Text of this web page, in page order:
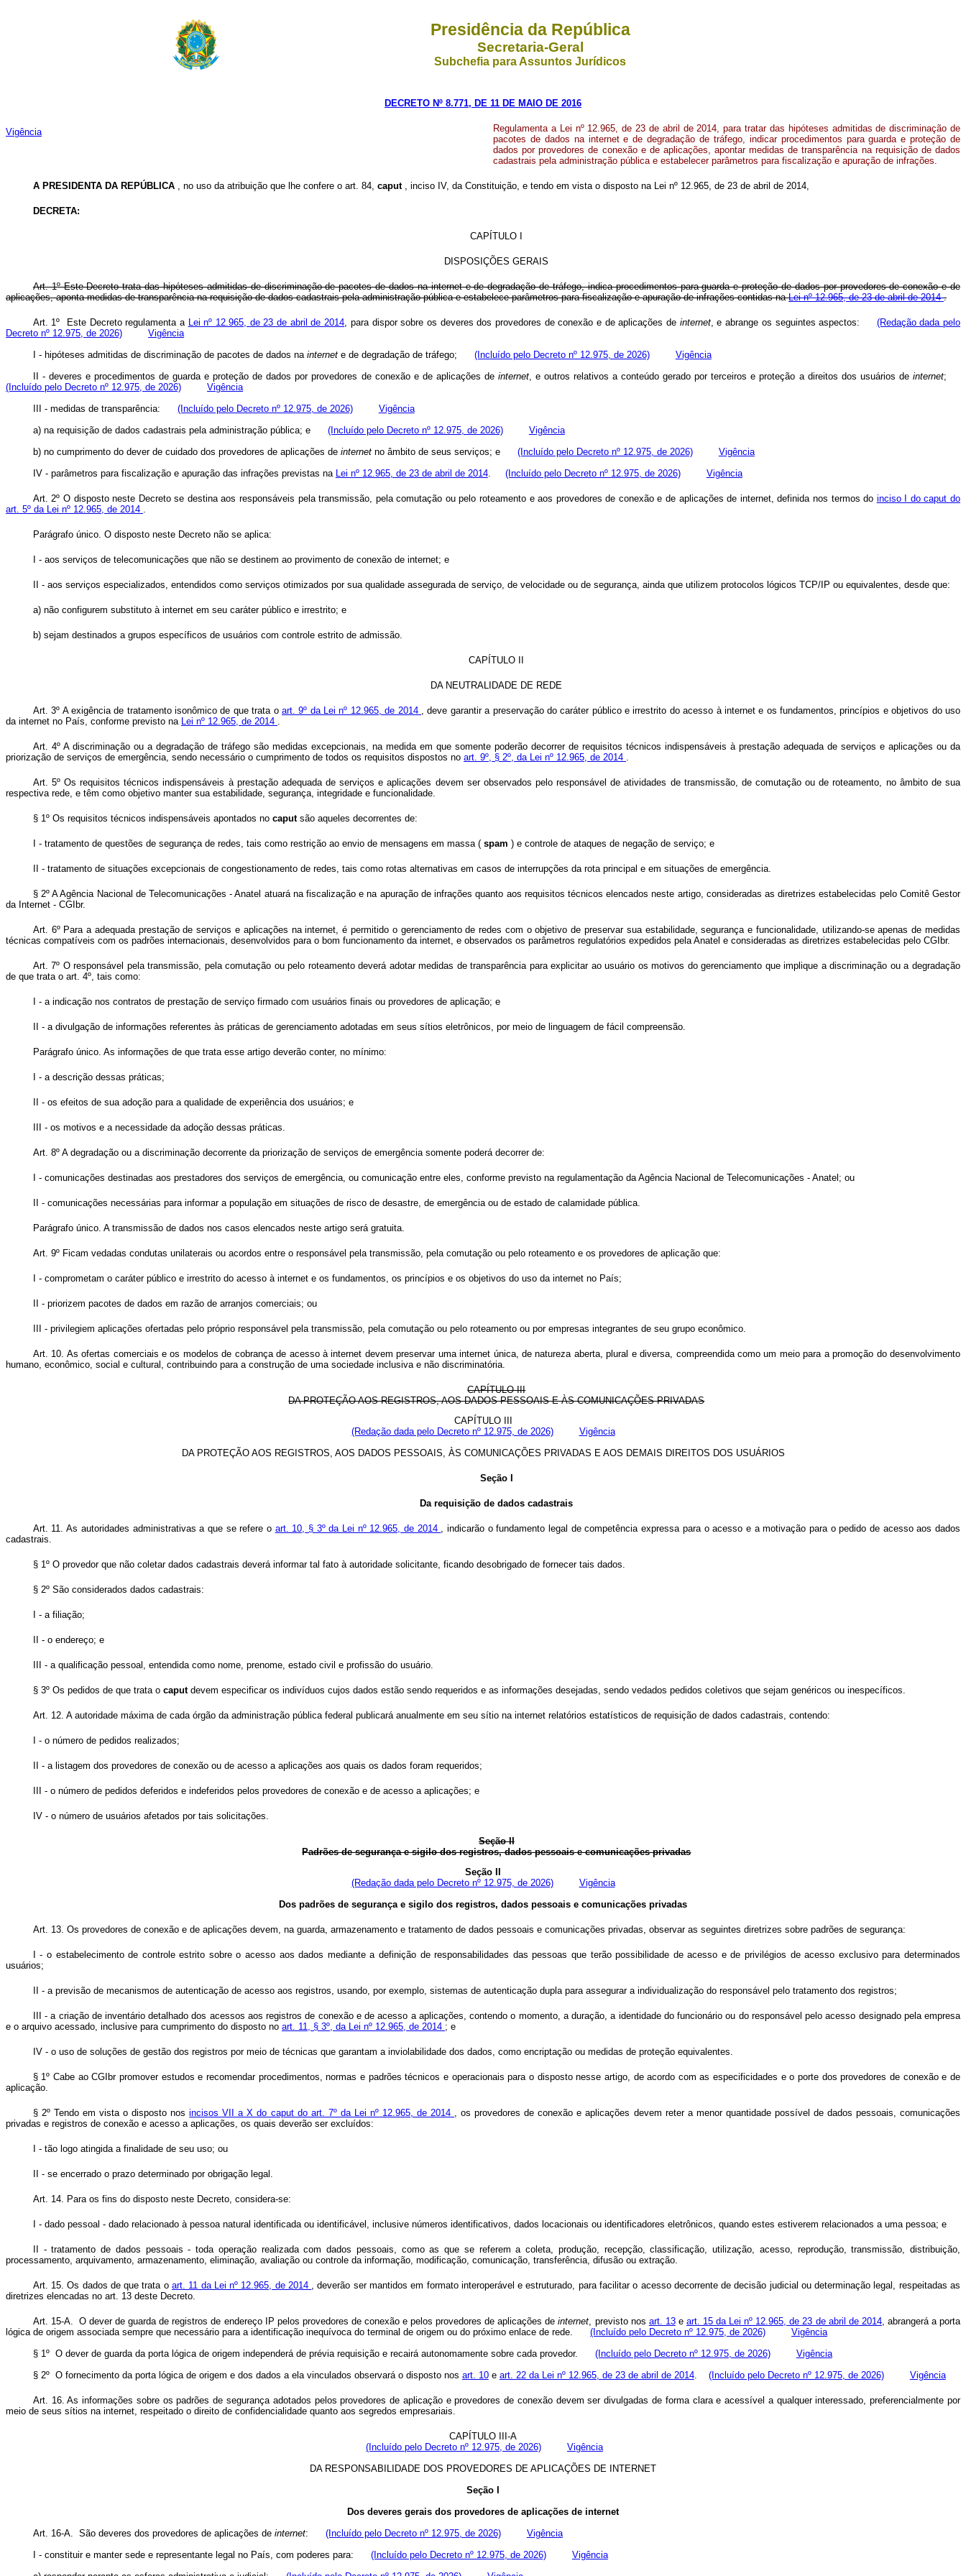
Presidência da República
Secretaria-Geral
Subchefia para Assuntos Jurídicos
DECRETO Nº 8.771, DE 11 DE MAIO DE 2016
Vigência
Regulamenta a Lei nº 12.965, de 23 de abril de 2014, para tratar das hipóteses admitidas de discriminação de
pacotes de dados na internet e de degradação de tráfego, indicar procedimentos para guarda e proteção de
dados por provedores de conexão e de aplicações, apontar medidas de transparência na requisição de dados
cadastrais pela administração pública e estabelecer parâmetros para fiscalização e apuração de infrações.
A PRESIDENTA DA REPÚBLICA , no uso da atribuição que lhe confere o art. 84, caput , inciso IV, da Constituição, e tendo em vista o disposto na Lei nº 12.965, de 23 de abril de 2014,
DECRETA:
CAPÍTULO I
DISPOSIÇÕES GERAIS
Art. 1º Este Decreto trata das hipóteses admitidas de discriminação de pacotes de dados na internet e de degradação de tráfego, indica procedimentos para guarda e proteção de dados por provedores de conexão e de
aplicações, aponta medidas de transparência na requisição de dados cadastrais pela administração pública e estabelece parâmetros para fiscalização e apuração de infrações contidas naLei nº 12.965, de 23 de abril de 2014.
Art. 1º Este Decreto regulamenta a Lei nº 12.965, de 23 de abril de 2014, para dispor sobre os deveres dos provedores de conexão e de aplicações de internet, e abrange os seguintes aspectos: (Redação dada pelo
Decreto nº 12.975, de 2026)
Vigência
I - hipóteses admitidas de discriminação de pacotes de dados na internete de degradação de tráfego; (Incluído pelo Decreto nº 12.975, de 2026)
Vigência
II - deveres e procedimentos de guarda e proteção de dados por provedores de conexão e de aplicações de internet, e outros relativos a conteúdo gerado por terceiros e proteção a direitos dos usuários de internet;
(Incluído pelo Decreto nº 12.975, de 2026)
Vigência
III - medidas de transparência: (Incluído pelo Decreto nº 12.975, de 2026)
Vigência
a) na requisição de dados cadastrais pela administração pública; e (Incluído pelo Decreto nº 12.975, de 2026)
Vigência
b) no cumprimento do dever de cuidado dos provedores de aplicações de internetno âmbito de seus serviços; e (Incluído pelo Decreto nº 12.975, de 2026)
Vigência
IV - parâmetros para fiscalização e apuração das infrações previstas na Lei nº 12.965, de 23 de abril de 2014. (Incluído pelo Decreto nº 12.975, de 2026) Vigência
Art. 2º O disposto neste Decreto se destina aos responsáveis pela transmissão, pela comutação ou pelo roteamento e aos provedores de conexão e de aplicações de internet, definida nos termos do inciso I do caput do
art. 5º da Lei nº 12.965, de 2014 .
Parágrafo único. O disposto neste Decreto não se aplica:
I - aos serviços de telecomunicações que não se destinem ao provimento de conexão de internet; e
II - aos serviços especializados, entendidos como serviços otimizados por sua qualidade assegurada de serviço, de velocidade ou de segurança, ainda que utilizem protocolos lógicos TCP/IP ou equivalentes, desde que:
a) não configurem substituto à internet em seu caráter público e irrestrito; e
b) sejam destinados a grupos específicos de usuários com controle estrito de admissão.
CAPÍTULO II
DA NEUTRALIDADE DE REDE
Art. 3º A exigência de tratamento isonômico de que trata o art. 9º da Lei nº 12.965, de 2014 , deve garantir a preservação do caráter público e irrestrito do acesso à internet e os fundamentos, princípios e objetivos do uso
da internet no País, conforme previsto na Lei nº 12.965, de 2014 .
Art. 4º A discriminação ou a degradação de tráfego são medidas excepcionais, na medida em que somente poderão decorrer de requisitos técnicos indispensáveis à prestação adequada de serviços e aplicações ou da
priorização de serviços de emergência, sendo necessário o cumprimento de todos os requisitos dispostos no art. 9º, § 2º, da Lei nº 12.965, de 2014 .
Art. 5º Os requisitos técnicos indispensáveis à prestação adequada de serviços e aplicações devem ser observados pelo responsável de atividades de transmissão, de comutação ou de roteamento, no âmbito de sua
respectiva rede, e têm como objetivo manter sua estabilidade, segurança, integridade e funcionalidade.
§ 1º Os requisitos técnicos indispensáveis apontados no caput são aqueles decorrentes de:
I - tratamento de questões de segurança de redes, tais como restrição ao envio de mensagens em massa ( spam ) e controle de ataques de negação de serviço; e
II - tratamento de situações excepcionais de congestionamento de redes, tais como rotas alternativas em casos de interrupções da rota principal e em situações de emergência.
§ 2º A Agência Nacional de Telecomunicações - Anatel atuará na fiscalização e na apuração de infrações quanto aos requisitos técnicos elencados neste artigo, consideradas as diretrizes estabelecidas pelo Comitê Gestor
da Internet - CGIbr.
Art. 6º Para a adequada prestação de serviços e aplicações na internet, é permitido o gerenciamento de redes com o objetivo de preservar sua estabilidade, segurança e funcionalidade, utilizando-se apenas de medidas
técnicas compatíveis com os padrões internacionais, desenvolvidos para o bom funcionamento da internet, e observados os parâmetros regulatórios expedidos pela Anatel e consideradas as diretrizes estabelecidas pelo CGIbr.
Art. 7º O responsável pela transmissão, pela comutação ou pelo roteamento deverá adotar medidas de transparência para explicitar ao usuário os motivos do gerenciamento que implique a discriminação ou a degradação
de que trata o art. 4º, tais como:
I - a indicação nos contratos de prestação de serviço firmado com usuários finais ou provedores de aplicação; e
II - a divulgação de informações referentes às práticas de gerenciamento adotadas em seus sítios eletrônicos, por meio de linguagem de fácil compreensão.
Parágrafo único. As informações de que trata esse artigo deverão conter, no mínimo:
I - a descrição dessas práticas;
II - os efeitos de sua adoção para a qualidade de experiência dos usuários; e
III - os motivos e a necessidade da adoção dessas práticas.
Art. 8º A degradação ou a discriminação decorrente da priorização de serviços de emergência somente poderá decorrer de:
I - comunicações destinadas aos prestadores dos serviços de emergência, ou comunicação entre eles, conforme previsto na regulamentação da Agência Nacional de Telecomunicações - Anatel; ou
II - comunicações necessárias para informar a população em situações de risco de desastre, de emergência ou de estado de calamidade pública.
Parágrafo único. A transmissão de dados nos casos elencados neste artigo será gratuita.
Art. 9º Ficam vedadas condutas unilaterais ou acordos entre o responsável pela transmissão, pela comutação ou pelo roteamento e os provedores de aplicação que:
I - comprometam o caráter público e irrestrito do acesso à internet e os fundamentos, os princípios e os objetivos do uso da internet no País;
II - priorizem pacotes de dados em razão de arranjos comerciais; ou
III - privilegiem aplicações ofertadas pelo próprio responsável pela transmissão, pela comutação ou pelo roteamento ou por empresas integrantes de seu grupo econômico.
Art. 10. As ofertas comerciais e os modelos de cobrança de acesso à internet devem preservar uma internet única, de natureza aberta, plural e diversa, compreendida como um meio para a promoção do desenvolvimento
humano, econômico, social e cultural, contribuindo para a construção de uma sociedade inclusiva e não discriminatória.
CAPÍTULO III
DA PROTEÇÃO AOS REGISTROS, AOS DADOS PESSOAIS E ÀS COMUNICAÇÕES PRIVADAS
CAPÍTULO III
(Redação dada pelo Decreto nº 12.975, de 2026)
Vigência
DA PROTEÇÃO AOS REGISTROS, AOS DADOS PESSOAIS, ÀS COMUNICAÇÕES PRIVADAS E AOS DEMAIS DIREITOS DOS USUÁRIOS
Seção I
Da requisição de dados cadastrais
Art. 11. As autoridades administrativas a que se refere o art. 10, § 3º da Lei nº 12.965, de 2014 , indicarão o fundamento legal de competência expressa para o acesso e a motivação para o pedido de acesso aos dados
cadastrais.
§ 1º O provedor que não coletar dados cadastrais deverá informar tal fato à autoridade solicitante, ficando desobrigado de fornecer tais dados.
§ 2º São considerados dados cadastrais:
I - a filiação;
II - o endereço; e
III - a qualificação pessoal, entendida como nome, prenome, estado civil e profissão do usuário.
§ 3º Os pedidos de que trata o caput devem especificar os indivíduos cujos dados estão sendo requeridos e as informações desejadas, sendo vedados pedidos coletivos que sejam genéricos ou inespecíficos.
Art. 12. A autoridade máxima de cada órgão da administração pública federal publicará anualmente em seu sítio na internet relatórios estatísticos de requisição de dados cadastrais, contendo:
I - o número de pedidos realizados;
II - a listagem dos provedores de conexão ou de acesso a aplicações aos quais os dados foram requeridos;
III - o número de pedidos deferidos e indeferidos pelos provedores de conexão e de acesso a aplicações; e
IV - o número de usuários afetados por tais solicitações.
Seção II
Padrões de segurança e sigilo dos registros, dados pessoais e comunicações privadas
Seção II
(Redação dada pelo Decreto nº 12.975, de 2026)
Vigência
Dos padrões de segurança e sigilo dos registros, dados pessoais e comunicações privadas
Art. 13. Os provedores de conexão e de aplicações devem, na guarda, armazenamento e tratamento de dados pessoais e comunicações privadas, observar as seguintes diretrizes sobre padrões de segurança:
I - o estabelecimento de controle estrito sobre o acesso aos dados mediante a definição de responsabilidades das pessoas que terão possibilidade de acesso e de privilégios de acesso exclusivo para determinados
usuários;
II - a previsão de mecanismos de autenticação de acesso aos registros, usando, por exemplo, sistemas de autenticação dupla para assegurar a individualização do responsável pelo tratamento dos registros;
III - a criação de inventário detalhado dos acessos aos registros de conexão e de acesso a aplicações, contendo o momento, a duração, a identidade do funcionário ou do responsável pelo acesso designado pela empresa
e o arquivo acessado, inclusive para cumprimento do disposto no art. 11, § 3º, da Lei nº 12.965, de 2014 ; e
IV - o uso de soluções de gestão dos registros por meio de técnicas que garantam a inviolabilidade dos dados, como encriptação ou medidas de proteção equivalentes.
§ 1º Cabe ao CGIbr promover estudos e recomendar procedimentos, normas e padrões técnicos e operacionais para o disposto nesse artigo, de acordo com as especificidades e o porte dos provedores de conexão e de
aplicação.
§ 2º Tendo em vista o disposto nosincisos VII a X do caput do art. 7º da Lei nº 12.965, de 2014 , os provedores de conexão e aplicações devem reter a menor quantidade possível de dados pessoais, comunicações
privadas e registros de conexão e acesso a aplicações, os quais deverão ser excluídos:
I - tão logo atingida a finalidade de seu uso; ou
II - se encerrado o prazo determinado por obrigação legal.
Art. 14. Para os fins do disposto neste Decreto, considera-se:
I - dado pessoal - dado relacionado à pessoa natural identificada ou identificável, inclusive números identificativos, dados locacionais ou identificadores eletrônicos, quando estes estiverem relacionados a uma pessoa; e
II - tratamento de dados pessoais - toda operação realizada com dados pessoais, como as que se referem a coleta, produção, recepção, classificação, utilização, acesso, reprodução, transmissão, distribuição,
processamento, arquivamento, armazenamento, eliminação, avaliação ou controle da informação, modificação, comunicação, transferência, difusão ou extração.
Art. 15. Os dados de que trata o art. 11 da Lei nº 12.965, de 2014 , deverão ser mantidos em formato interoperável e estruturado, para facilitar o acesso decorrente de decisão judicial ou determinação legal, respeitadas as
diretrizes elencadas no art. 13 deste Decreto.
Art. 15-A. O dever de guarda de registros de endereço IP pelos provedores de conexão e pelos provedores de aplicações deinternet, previsto nos art. 13e art. 15 da Lei nº 12.965, de 23 de abril de 2014, abrangerá a porta
lógica de origem associada sempre que necessário para a identificação inequívoca do terminal de origem ou do próximo enlace de rede. (Incluído pelo Decreto nº 12.975, de 2026)
Vigência
§ 1º O dever de guarda da porta lógica de origem independerá de prévia requisição e recairá autonomamente sobre cada provedor. (Incluído pelo Decreto nº 12.975, de 2026)
Vigência
§ 2º O fornecimento da porta lógica de origem e dos dados a ela vinculados observará o disposto nos art. 10e art. 22 da Lei nº 12.965, de 23 de abril de 2014. (Incluído pelo Decreto nº 12.975, de 2026) Vigência
Art. 16. As informações sobre os padrões de segurança adotados pelos provedores de aplicação e provedores de conexão devem ser divulgadas de forma clara e acessível a qualquer interessado, preferencialmente por
meio de seus sítios na internet, respeitado o direito de confidencialidade quanto aos segredos empresariais.
CAPÍTULO III-A
(Incluído pelo Decreto nº 12.975, de 2026)
Vigência
DA RESPONSABILIDADE DOS PROVEDORES DE APLICAÇÕES DE INTERNET
Seção I
Dos deveres gerais dos provedores de aplicações de internet
Art. 16-A. São deveres dos provedores de aplicações de internet: (Incluído pelo Decreto nº 12.975, de 2026)
Vigência
I - constituir e manter sede e representante legal no País, com poderes para: (Incluído pelo Decreto nº 12.975, de 2026)
Vigência